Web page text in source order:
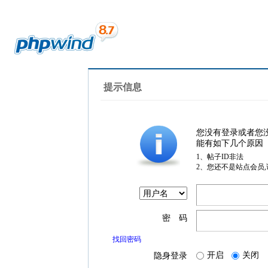
提示信息
您没有登录或者您
能有如下几个原因
1、帖子ID非法
2、您还不是站点会员
密 码
找回密码
隐身登录 开启 关闭